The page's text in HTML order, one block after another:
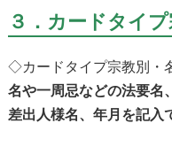
３．カードタイ
◇カードタイプ宗教別・
名や一周忌などの法要名
差出人様名、年月を記入